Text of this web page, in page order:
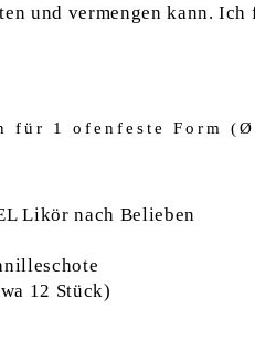
und vermengen kann.
für 1 ofenfeste Form
Likör nach Belieben
12 Stück)